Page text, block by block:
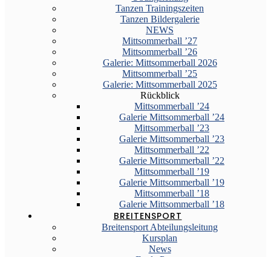
Tanzen Trainingszeiten
Tanzen Bildergalerie
NEWS
Mittsommerball ’27
Mittsommerball ’26
Galerie: Mittsommerball 2026
Mittsommerball ’25
Galerie: Mittsommerball 2025
Rückblick
Mittsommerball ’24
Galerie Mittsommerball ’24
Mittsommerball ’23
Galerie Mittsommerball ’23
Mittsommerball ’22
Galerie Mittsommerball ’22
Mittsommerball ’19
Galerie Mittsommerball ’19
Mittsommerball ’18
Galerie Mittsommerball ’18
BREITENSPORT
Breitensport Abteilungsleitung
Kursplan
News